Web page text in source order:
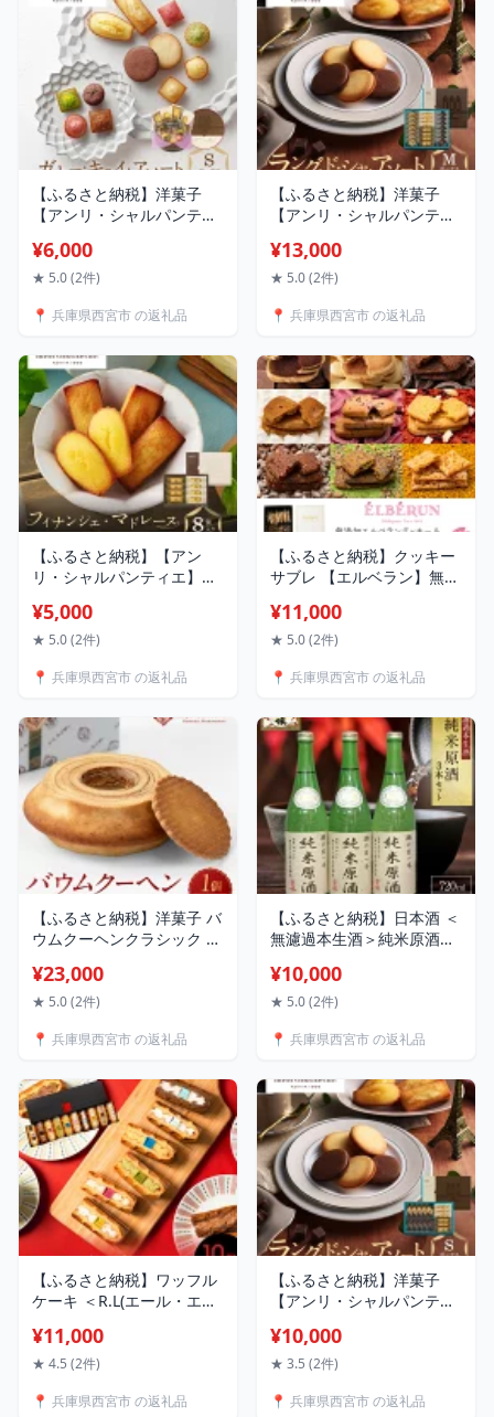
【ふるさと納税】洋菓子
【アンリ・シャルパンティ
ート Sボックス HCU-
15N2 | 西宮 高級 洋菓子
すすめ スイーツ ケーキ ギ
せ 通販 送料無料 ふるさと
納税 洋菓子
¥6,000
★ 5.0 (2件)
📍 兵庫県西宮市 の返礼品
【ふるさと納税】洋菓子
【アンリ・シャルパンティ
ソート Mボックス
HLG-30N | 西宮 洋菓子 専
人気 おすすめ スイーツ 焼
お取り寄せ 通販 送料無料
ふるさと納税 洋菓子
¥13,000
★ 5.0 (2件)
📍 兵庫県西宮市 の返礼品
【ふるさと納税】【アン
リ・シャルパンティエ】フ
合せ 8個入 HFM-12N2 |
西宮 洋菓子 ブランド 焼き
すめ フィナンシェ マドレ
り寄せ 通販 送料無料 ふる
さと納税 洋菓子
¥5,000
★ 5.0 (2件)
📍 兵庫県西宮市 の返礼品
【ふるさと納税】クッキー
サブレ 【エルベラン】無添
川クラフトサブレ詰め合わ
せ 19枚入
¥11,000
★ 5.0 (2件)
📍 兵庫県西宮市 の返礼品
【ふるさと納税】洋菓子 バ
ウムクーヘンクラシック |
ツ バウムクーヘン しっと
り食感 人気 おすすめ お菓
ント お取り寄せ 通販 送料
¥23,000
★ 5.0 (2件)
📍 兵庫県西宮市 の返礼品
【ふるさと納税】日本酒 ＜
無濾過本生酒＞純米原酒
濾過 生酒 純米原酒 飲み比
べ セット 人気 おすすめ 日
り寄せ 通販 送料無料 ふる
¥10,000
★ 5.0 (2件)
📍 兵庫県西宮市 の返礼品
【ふるさと納税】ワッフル
ケーキ ＜R.L(エール・エル)
セット | 西宮 有名 スイー
ツ店 ワッフル ケーキ 詰め
ーツ デザート ギフト お取
¥11,000
★ 4.5 (2件)
📍 兵庫県西宮市 の返礼品
【ふるさと納税】洋菓子
【アンリ・シャルパンティ
ソート Sボックス HLG-
22N | 西宮 洋菓子 専門店
おすすめ スイーツ 焼き菓
¥10,000
★ 3.5 (2件)
📍 兵庫県西宮市 の返礼品